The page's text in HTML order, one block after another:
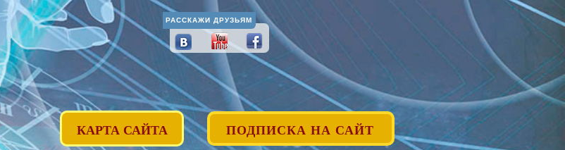
РАССКАЖИ ДРУЗЬЯМ
КАРТА САЙТА ПОДПИСКА НА САЙТ